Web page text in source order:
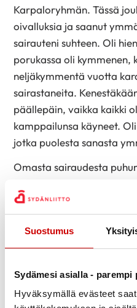
Suostumus
Sydämesi asialla - parempi
Hyväksymällä evästeet
Karpaloryhmän. Tässä
oivalluksia ja saanut
sairauteni suhteen. Oli
porukassa oli kymmenen,
neljäkymmentä vuotta
sairastaneita.
päällepäin, vaikka kaikki
kamppailunsa käyneet.
jotka puolesta sanasta
Omasta sairaudesta
parhaiten toista
aina rajallista, mutta
Kun saa puhua kaikessa
mieltä vaivaavia
löytää tukea.